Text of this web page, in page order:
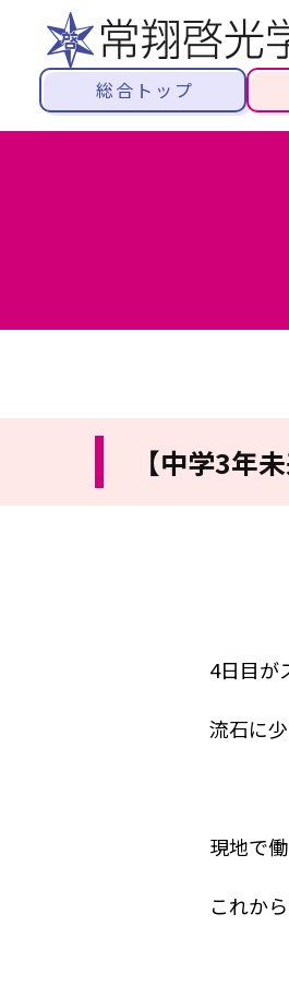
総合トップ
【中学3
4日目が
流石に
現地で
これか